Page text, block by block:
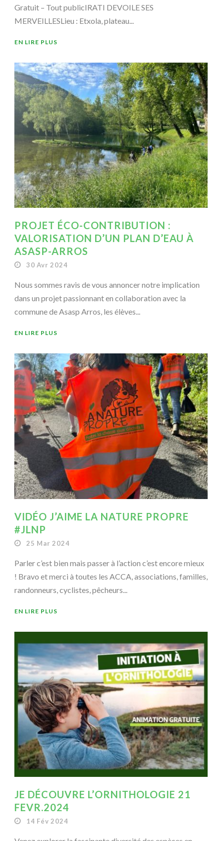
Gratuit – Tout publicIRATI DEVOILE SES
MERVEILLESLieu : Etxola, plateau...
EN LIRE PLUS
PROJET ÉCO-CONTRIBUTION :
VALORISATION D’UN PLAN D’EAU À
ASASP-ARROS
30 Avr 2024
Nous sommes ravis de vous annoncer notre implication
dans un projet passionnant en collaboration avec la
commune de Asasp Arros, les élèves...
EN LIRE PLUS
VIDÉO J’AIME LA NATURE PROPRE
#JLNP
25 Mar 2024
Parler c’est bien mais passer à l’action c’est encore mieux
! Bravo et merci à toutes les ACCA, associations, familles,
randonneurs, cyclistes, pêcheurs...
EN LIRE PLUS
JE DÉCOUVRE L’ORNITHOLOGIE 21
FEVR.2024
14 Fév 2024